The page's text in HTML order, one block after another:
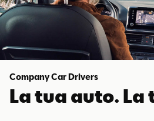
Company Car Drivers
La tua auto. La